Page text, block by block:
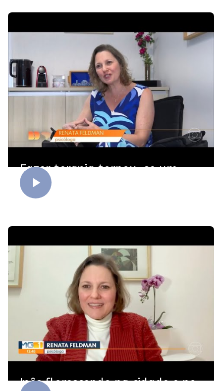
Fazer terapia tornou-se um
investimento essencial.
Ipês florescendo na cidade e no